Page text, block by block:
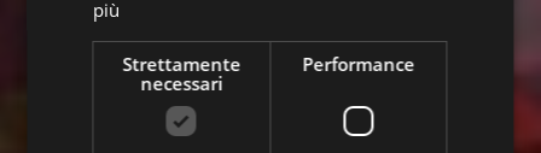
più
Strettamente
necessari
Performance